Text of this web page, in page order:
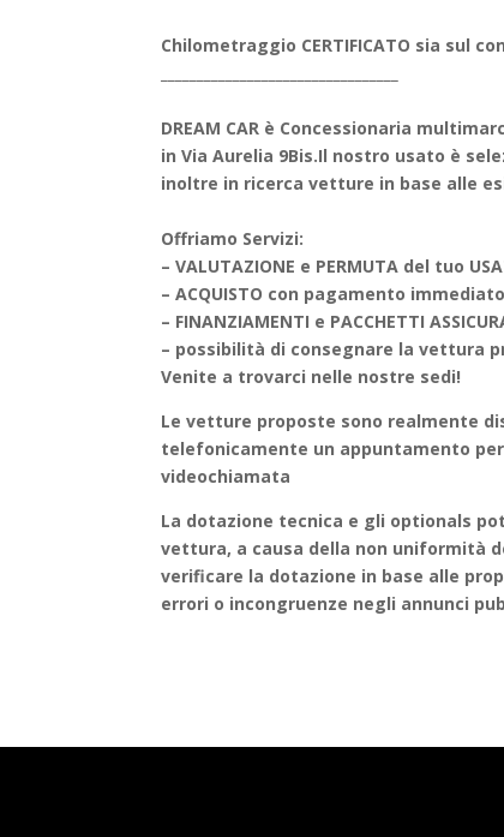
Chilometraggio CERTIFICATO sia sul
DREAM CAR è Concessionaria
in Via Aurelia 9Bis.Il nostro usato è
inoltre in ricerca vetture in base alle
Offriamo Servizi:
– VALUTAZIONE e PERMUTA del tuo
– ACQUISTO con pagamento
– FINANZIAMENTI e PACCHETTI
– possibilità di consegnare la vettura
Venite a trovarci nelle nostre sedi!
Le vetture proposte sono realmente
telefonicamente un appuntamento
videochiamata
La dotazione tecnica e gli optionals
vettura, a causa della non uniformità
verificare la dotazione in base alle
errori o incongruenze negli annunci